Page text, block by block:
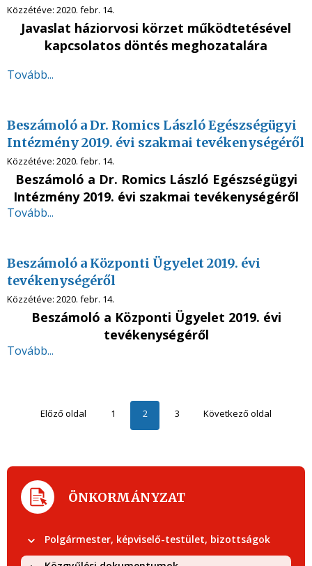
Közzétéve: 2020. febr. 14.
Javaslat háziorvosi körzet működtetésével
kapcsolatos döntés meghozatalára
Tovább...
Beszámoló a Dr. Romics László Egészségügyi
Intézmény 2019. évi szakmai tevékenységéről
Közzétéve: 2020. febr. 14.
Beszámoló a Dr. Romics László Egészségügyi
Intézmény 2019. évi szakmai tevékenységéről
Tovább...
Beszámoló a Központi Ügyelet 2019. évi
tevékenységéről
Közzétéve: 2020. febr. 14.
Beszámoló a Központi Ügyelet 2019. évi
tevékenységéről
Tovább...
Előző oldal 1 2 3 Következő oldal
ÖNKORMÁNYZAT
Polgármester, képviselő-testület, bizottságok